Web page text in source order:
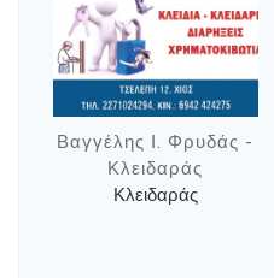
Βαγγέλης Ι. Φρυδάς -
Κλειδαράς
Κλειδαράς